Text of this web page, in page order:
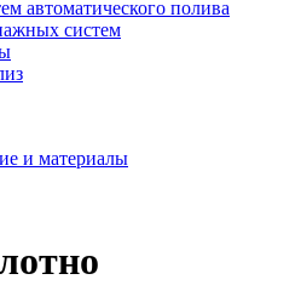
автоматического полива
систем
и материалы